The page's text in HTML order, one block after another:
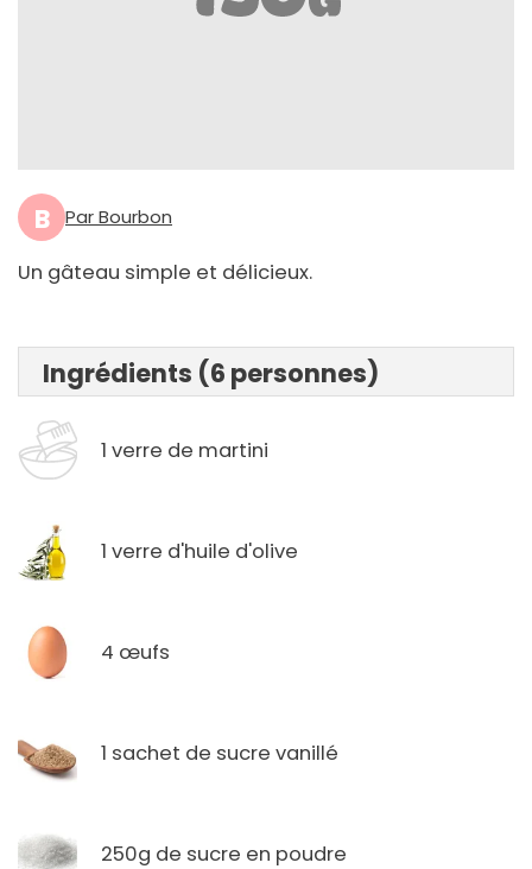
B Par Bourbon
Un gâteau simple et délicieux.
Ingrédients (6 personnes)
1 verre de martini
1 verre d'huile d'olive
4 œufs
1 sachet de sucre vanillé
250g de sucre en poudre